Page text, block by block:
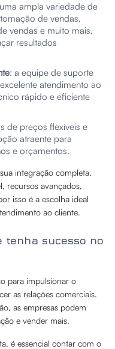
ampla variedade de
de vendas,
vendas e muito mais,
resultados
: a equipe de suporte
atendimento ao
rápido e eficiente
de preços flexíveis e
atraente para
e orçamentos.
integração completa,
recursos avançados,
isso é a escolha ideal
ao cliente.
tenha sucesso no
para impulsionar o
as relações comerciais.
as empresas podem
e vender mais.
é essencial contar com o